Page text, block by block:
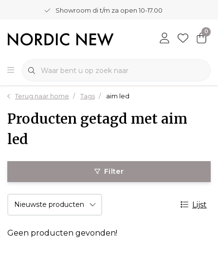
Showroom di t/m za open 10-17.00
0
Terug naar home Tags aim led
Producten getagd met aim
led
Filter
Lijst
Geen producten gevonden!